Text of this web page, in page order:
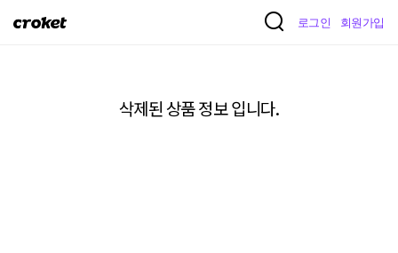
크
로그인 회원가입
삭제된 상품 정보 입니다.